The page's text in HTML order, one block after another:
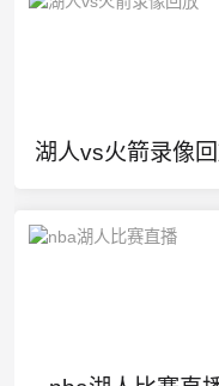
湖人vs火箭录像